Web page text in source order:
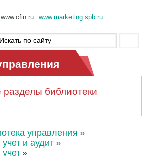
www.cfin.ru www.marketing.spb.ru
разделы библиотеки
управления
и аудит